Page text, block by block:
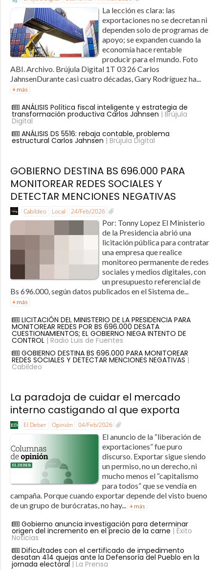
La lección es clara: las
exportaciones no se decretan ni
dependen solo de programas de
apoyo; se expanden cuando la
economía hace rentable
producir para el mundo. Foto
ABI. Archivo. Brújula Digital 1T 03 26 Carlos
JahnsenDurante casi cuatro décadas, Gary Rodríguez ha...
+ más
ANÁLISIS Política fiscal inteligente y estrategia de
transformación productiva Carlos Jahnsen | Brújula
Digital
ANÁLISIS DS 5516: rebaja contable, problema
estructural Carlos Jahnsen | Brújula Digital
GOBIERNO DESTINA BS 696.000 PARA
MONITOREAR REDES SOCIALES Y
DETECTAR MENCIONES NEGATIVAS
Cabildeo Local 24/Feb/2026
Por: Tonny Lopez El Ministerio
de la Presidencia abrió una
licitación pública para contratar
una empresa que realice
monitoreo permanente de redes
sociales y medios digitales, con
un presupuesto referencial de
Bs 696.000, según datos publicados en el Sistema de...
+ más
LICITACIÓN DEL MINISTERIO DE LA PRESIDENCIA PARA
MONITOREAR REDES POR BS 696.000 DESATA
CUESTIONAMIENTOS; EL GOBIERNO NIEGA INTENTO DE
CONTROL| Radio Luis de Fuentes
GOBIERNO DESTINA BS 696.000 PARA MONITOREAR
REDES SOCIALES Y DETECTAR MENCIONES NEGATIVAS |
Cabildeo
La paradoja de cuidar el mercado
interno castigando al que exporta
El Deber Opinión 04/Feb/2026
El anuncio de la “liberación de
exportaciones” fue puro
discurso. Exportar sigue siendo
un permiso, no un derecho, ni
mucho menos el “capitalismo
para todos” que se vendía en
campaña. Porque cuando exportar depende del visto bueno
de un grupo de burócratas, no hay... + más
Gobierno anuncia investigación para determinar
origen del incremento en el precio de la carne | Éxito
Noticias
Dificultades con el certificado de impedimento
desatan 414 quejas ante la Defensoría del Pueblo en la
jornada electoral| La Prensa